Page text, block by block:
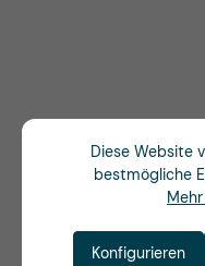
Diese Website
bestmögliche
Konfigurieren